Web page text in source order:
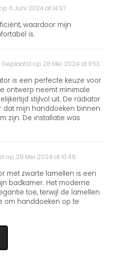
6 Juni 2024 at 14:07
waardoor mijn
is.
Geplaatst op 28 Mei 2024 at 11:53
is een perfecte keuze voor
ontwerp neemt minimale
stijlvol uit. De radiator
dat mijn handdoeken binnen
zijn. De installatie was
op 28 Mei 2024 at 10:49
met zwarte lamellen is een
badkamer. Het moderne
toe, terwijl de lamellen
om handdoeken op te